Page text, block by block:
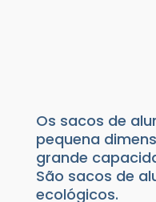
Os sacos de
pequena
grande
São sacos de
ecológicos.